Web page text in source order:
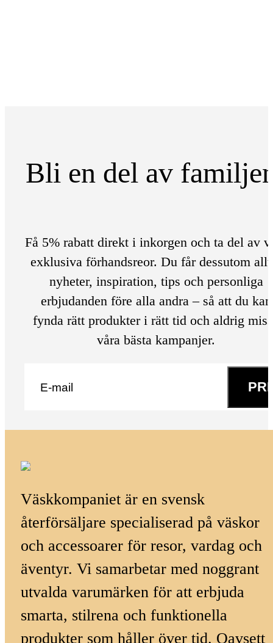
Bli en del av
Få 5% rabatt direkt i inkorgen och ta del av
exklusiva förhandsreor. Du får dessutom
nyheter, inspiration, tips och personliga
erbjudanden före alla andra – så att du kan
fynda rätt produkter i rätt tid och aldrig
våra bästa kampanjer.
Väskkompaniet är en svensk
återförsäljare specialiserad på väskor
och accessoarer för resor, vardag och
äventyr. Vi samarbetar med noggrant
utvalda varumärken för att erbjuda
smarta, stilrena och funktionella
produkter som håller över tid. Oavsett